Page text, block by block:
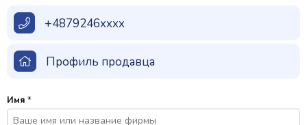
+4879246xxxx
Профиль продавца
Имя *